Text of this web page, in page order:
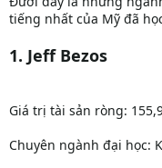
tiếng nhất của Mỹ đã
1. Jeff Bezos
Giá trị tài sản ròng:
Chuyên ngành đại học: